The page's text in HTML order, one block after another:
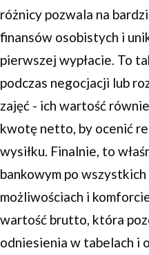
różnicy pozwala na
finansów osobistych i
pierwszej wypłacie. To
podczas negocjacji lub
zajęć - ich wartość
kwotę netto, by ocenić
wysiłku. Finalnie, to
bankowym po
możliwościach i
wartość brutto, która
odniesienia w tabelach i